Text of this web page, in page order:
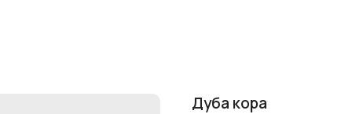
Дуба кора